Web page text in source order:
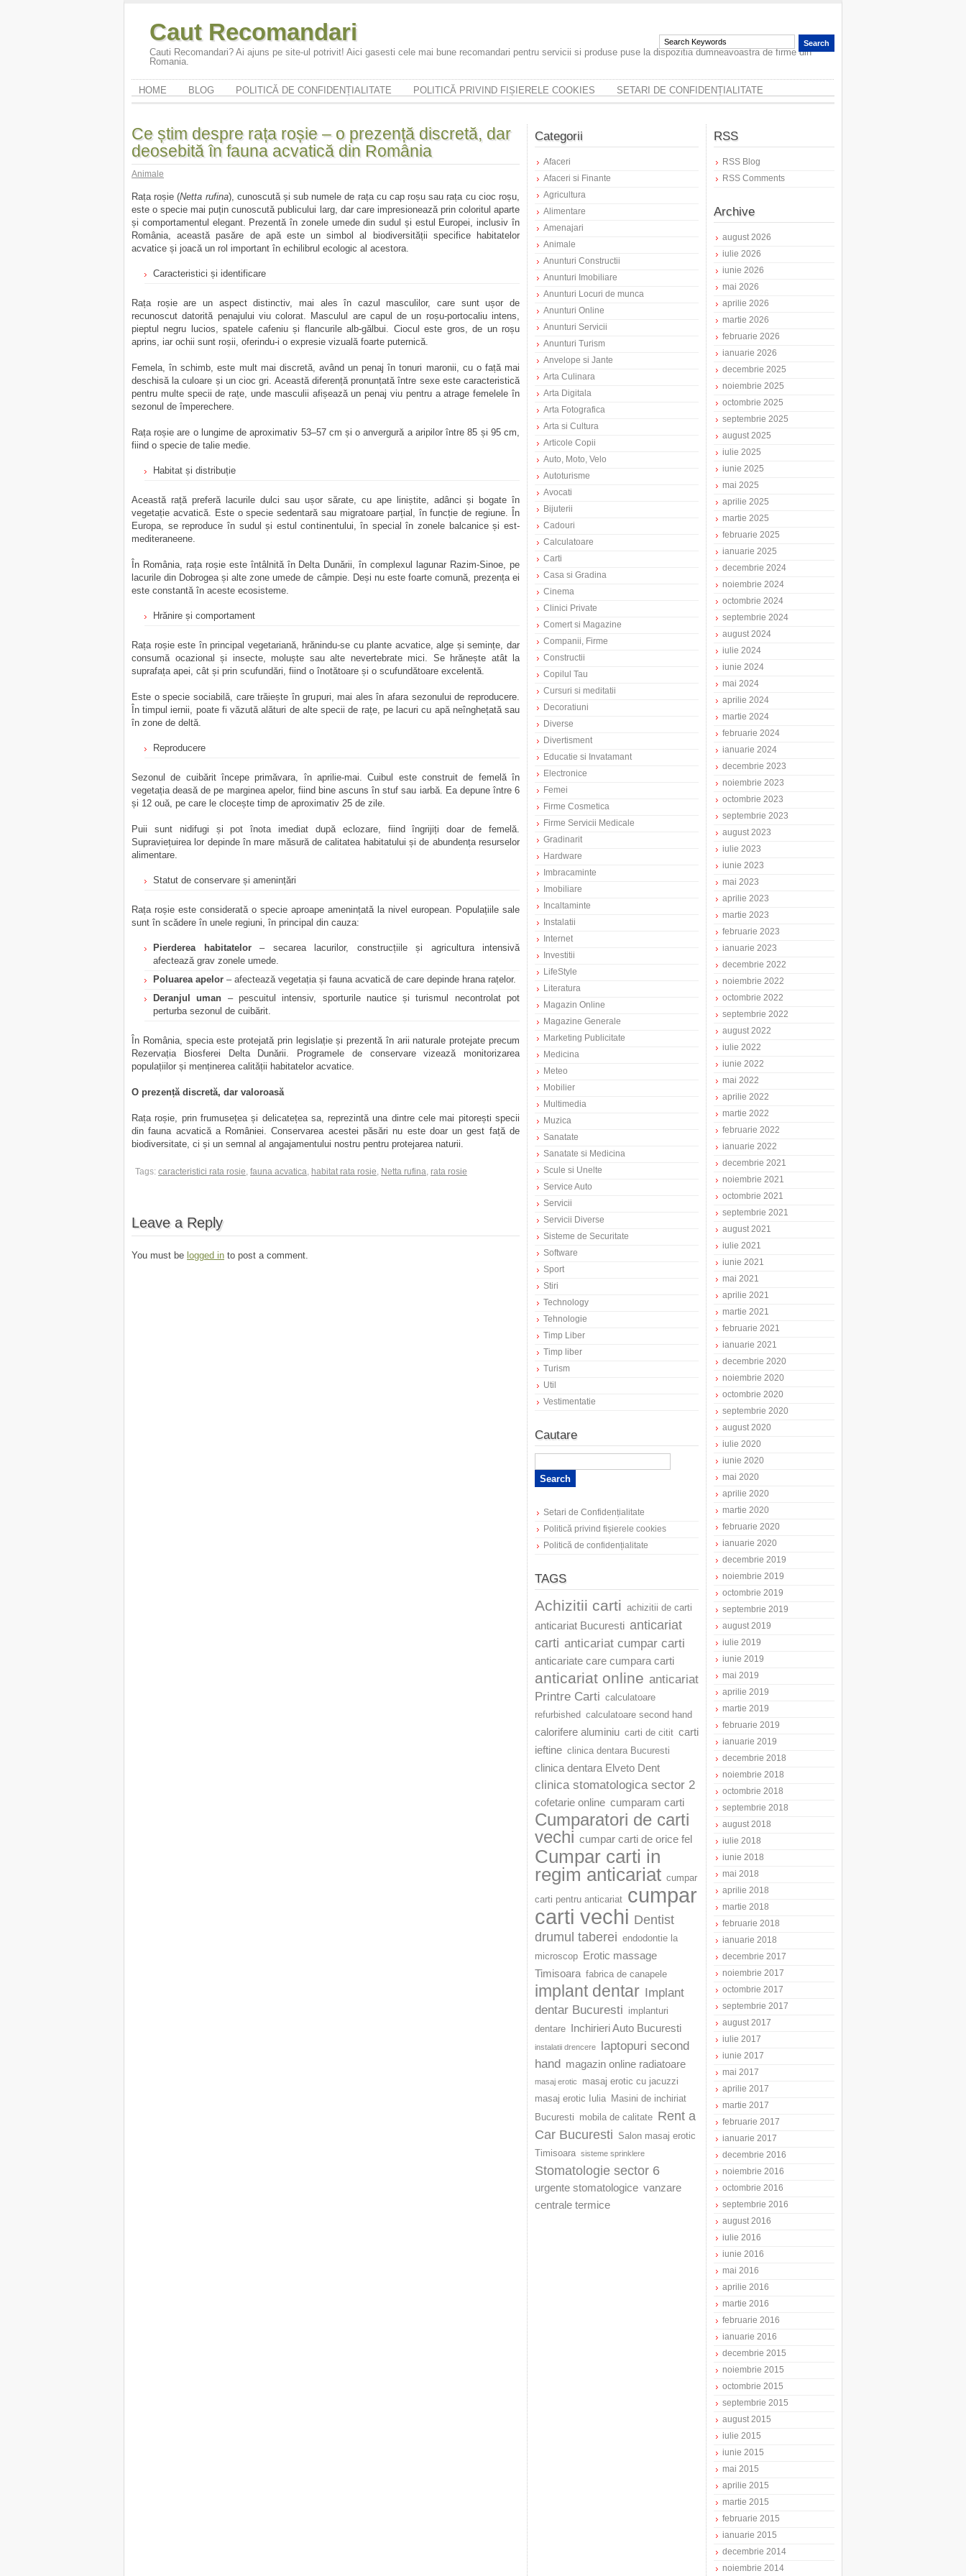
Caut Recomandari
Cauti Recomandari? Ai ajuns pe site-ul potrivit! Aici gasesti cele mai bune recomandari pentru servicii si produse puse la dispozitia dumneavoastra de firme din
Romania.
HOME BLOG POLITICĂ DE CONFIDENȚIALITATE POLITICĂ PRIVIND FIȘIERELE COOKIES SETARI DE CONFIDENȚIALITATE
Ce știm despre rața roșie – o prezență discretă, dar
deosebită în fauna acvatică din România
Animale
Rața roșie (Netta rufina), cunoscută și sub numele de rața cu cap roșu sau rața cu cioc roșu,
este o specie mai puțin cunoscută publicului larg, dar care impresionează prin coloritul aparte
și comportamentul elegant. Prezentă în zonele umede din sudul și estul Europei, inclusiv în
România, această pasăre de apă este un simbol al biodiversității specifice habitatelor
acvatice și joacă un rol important în echilibrul ecologic al acestora.
Caracteristici și identificare
Rața roșie are un aspect distinctiv, mai ales în cazul masculilor, care sunt ușor de
recunoscut datorită penajului viu colorat. Masculul are capul de un roșu-portocaliu intens,
pieptul negru lucios, spatele cafeniu și flancurile alb-gălbui. Ciocul este gros, de un roșu
aprins, iar ochii sunt roșii, oferindu-i o expresie vizuală foarte puternică.
Femela, în schimb, este mult mai discretă, având un penaj în tonuri maronii, cu o față mai
deschisă la culoare și un cioc gri. Această diferență pronunțată între sexe este caracteristică
pentru multe specii de rațe, unde masculii afișează un penaj viu pentru a atrage femelele în
sezonul de împerechere.
Rața roșie are o lungime de aproximativ 53–57 cm și o anvergură a aripilor între 85 și 95 cm,
fiind o specie de talie medie.
Habitat și distribuție
Această rață preferă lacurile dulci sau ușor sărate, cu ape liniștite, adânci și bogate în
vegetație acvatică. Este o specie sedentară sau migratoare parțial, în funcție de regiune. În
Europa, se reproduce în sudul și estul continentului, în special în zonele balcanice și est-
mediteraneene.
În România, rața roșie este întâlnită în Delta Dunării, în complexul lagunar Razim-Sinoe, pe
lacurile din Dobrogea și alte zone umede de câmpie. Deși nu este foarte comună, prezența ei
este constantă în aceste ecosisteme.
Hrănire și comportament
Rața roșie este în principal vegetariană, hrănindu-se cu plante acvatice, alge și semințe, dar
consumă ocazional și insecte, moluște sau alte nevertebrate mici. Se hrănește atât la
suprafața apei, cât și prin scufundări, fiind o înotătoare și o scufundătoare excelentă.
Este o specie sociabilă, care trăiește în grupuri, mai ales în afara sezonului de reproducere.
În timpul iernii, poate fi văzută alături de alte specii de rațe, pe lacuri cu apă neînghețată sau
în zone de deltă.
Reproducere
Sezonul de cuibărit începe primăvara, în aprilie-mai. Cuibul este construit de femelă în
vegetația deasă de pe marginea apelor, fiind bine ascuns în stuf sau iarbă. Ea depune între 6
și 12 ouă, pe care le clocește timp de aproximativ 25 de zile.
Puii sunt nidifugi și pot înota imediat după eclozare, fiind îngrijiți doar de femelă.
Supraviețuirea lor depinde în mare măsură de calitatea habitatului și de abundența resurselor
alimentare.
Statut de conservare și amenințări
Rața roșie este considerată o specie aproape amenințată la nivel european. Populațiile sale
sunt în scădere în unele regiuni, în principal din cauza:
Pierderea habitatelor– secarea lacurilor, construcțiile și agricultura intensivă
afectează grav zonele umede.
Poluarea apelor – afectează vegetația și fauna acvatică de care depinde hrana rațelor.
Deranjul uman – pescuitul intensiv, sporturile nautice și turismul necontrolat pot
perturba sezonul de cuibărit.
În România, specia este protejată prin legislație și prezentă în arii naturale protejate precum
Rezervația Biosferei Delta Dunării. Programele de conservare vizează monitorizarea
populațiilor și menținerea calității habitatelor acvatice.
O prezență discretă, dar valoroasă
Rața roșie, prin frumusețea și delicatețea sa, reprezintă una dintre cele mai pitorești specii
din fauna acvatică a României. Conservarea acestei păsări nu este doar un gest față de
biodiversitate, ci și un semnal al angajamentului nostru pentru protejarea naturii.
Tags: caracteristici rata rosie, fauna acvatica, habitat rata rosie, Netta rufina, rata rosie
Leave a Reply
You must be logged in to post a comment.
Categorii
Afaceri
Afaceri si Finante
Agricultura
Alimentare
Amenajari
Animale
Anunturi Constructii
Anunturi Imobiliare
Anunturi Locuri de munca
Anunturi Online
Anunturi Servicii
Anunturi Turism
Anvelope si Jante
Arta Culinara
Arta Digitala
Arta Fotografica
Arta si Cultura
Articole Copii
Auto, Moto, Velo
Autoturisme
Avocati
Bijuterii
Cadouri
Calculatoare
Carti
Casa si Gradina
Cinema
Clinici Private
Comert si Magazine
Companii, Firme
Constructii
Copilul Tau
Cursuri si meditatii
Decoratiuni
Diverse
Divertisment
Educatie si Invatamant
Electronice
Femei
Firme Cosmetica
Firme Servicii Medicale
Gradinarit
Hardware
Imbracaminte
Imobiliare
Incaltaminte
Instalatii
Internet
Investitii
LifeStyle
Literatura
Magazin Online
Magazine Generale
Marketing Publicitate
Medicina
Meteo
Mobilier
Multimedia
Muzica
Sanatate
Sanatate si Medicina
Scule si Unelte
Service Auto
Servicii
Servicii Diverse
Sisteme de Securitate
Software
Sport
Stiri
Technology
Tehnologie
Timp Liber
Timp liber
Turism
Util
Vestimentatie
Cautare
Setari de Confidențialitate
Politică privind fișierele cookies
Politică de confidențialitate
TAGS
Achizitii carti achizitii de carti
anticariat Bucuresti anticariat
carti anticariat cumpar carti
anticariate care cumpara carti
anticariat online anticariat
Printre Carti calculatoare
refurbished calculatoare second hand
calorifere aluminiu carti de citit carti
ieftine clinica dentara Bucuresti
clinica dentara Elveto Dent
clinica stomatologica sector 2
cofetarie online cumparam carti
Cumparatori de carti
vechi cumpar carti de orice fel
Cumpar carti in
regim anticariat cumpar
carti pentru anticariat cumpar
carti vechi Dentist
drumul taberei endodontie la
microscop
Erotic massage
Timisoara fabrica de canapele
implant dentar Implant
dentar Bucuresti
implanturi
dentare
Inchirieri Auto Bucuresti
instalatii drencere
laptopuri second
hand magazin online radiatoare
masaj erotic
masaj erotic cu jacuzzi
masaj erotic Iulia
Masini de inchiriat
Bucuresti
mobila de calitate Rent a
Car Bucuresti
Salon masaj erotic
Timisoara sisteme sprinklere
Stomatologie sector 6
urgente stomatologice vanzare
centrale termice
RSS
RSS Blog
RSS Comments
Archive
august 2026
iulie 2026
iunie 2026
mai 2026
aprilie 2026
martie 2026
februarie 2026
ianuarie 2026
decembrie 2025
noiembrie 2025
octombrie 2025
septembrie 2025
august 2025
iulie 2025
iunie 2025
mai 2025
aprilie 2025
martie 2025
februarie 2025
ianuarie 2025
decembrie 2024
noiembrie 2024
octombrie 2024
septembrie 2024
august 2024
iulie 2024
iunie 2024
mai 2024
aprilie 2024
martie 2024
februarie 2024
ianuarie 2024
decembrie 2023
noiembrie 2023
octombrie 2023
septembrie 2023
august 2023
iulie 2023
iunie 2023
mai 2023
aprilie 2023
martie 2023
februarie 2023
ianuarie 2023
decembrie 2022
noiembrie 2022
octombrie 2022
septembrie 2022
august 2022
iulie 2022
iunie 2022
mai 2022
aprilie 2022
martie 2022
februarie 2022
ianuarie 2022
decembrie 2021
noiembrie 2021
octombrie 2021
septembrie 2021
august 2021
iulie 2021
iunie 2021
mai 2021
aprilie 2021
martie 2021
februarie 2021
ianuarie 2021
decembrie 2020
noiembrie 2020
octombrie 2020
septembrie 2020
august 2020
iulie 2020
iunie 2020
mai 2020
aprilie 2020
martie 2020
februarie 2020
ianuarie 2020
decembrie 2019
noiembrie 2019
octombrie 2019
septembrie 2019
august 2019
iulie 2019
iunie 2019
mai 2019
aprilie 2019
martie 2019
februarie 2019
ianuarie 2019
decembrie 2018
noiembrie 2018
octombrie 2018
septembrie 2018
august 2018
iulie 2018
iunie 2018
mai 2018
aprilie 2018
martie 2018
februarie 2018
ianuarie 2018
decembrie 2017
noiembrie 2017
octombrie 2017
septembrie 2017
august 2017
iulie 2017
iunie 2017
mai 2017
aprilie 2017
martie 2017
februarie 2017
ianuarie 2017
decembrie 2016
noiembrie 2016
octombrie 2016
septembrie 2016
august 2016
iulie 2016
iunie 2016
mai 2016
aprilie 2016
martie 2016
februarie 2016
ianuarie 2016
decembrie 2015
noiembrie 2015
octombrie 2015
septembrie 2015
august 2015
iulie 2015
iunie 2015
mai 2015
aprilie 2015
martie 2015
februarie 2015
ianuarie 2015
decembrie 2014
noiembrie 2014